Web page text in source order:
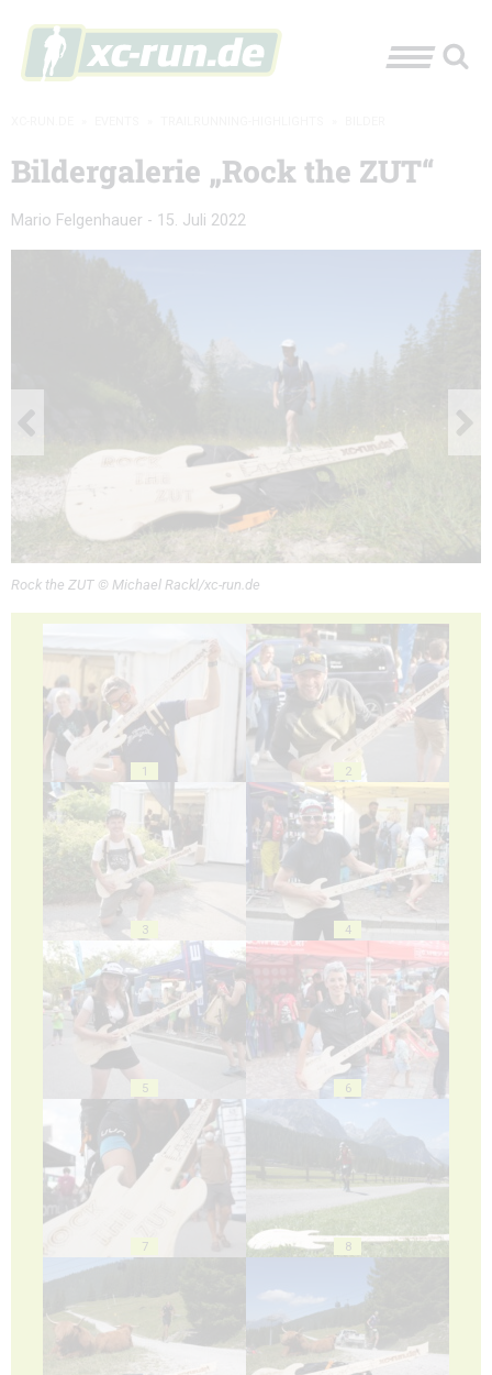
Bildergalerie „Rock the ZUT“
Mario Felgenhauer - 15. Juli 2022
Rock the ZUT © Michael Rackl/xc-run.de
1 2
3 4
5 6
7 8